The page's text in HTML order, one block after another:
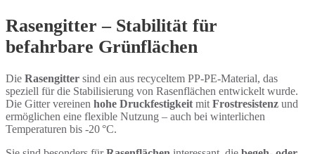
Rasengitter – Stabilität für
befahrbare Grünflächen
Die Rasengitter sind ein aus recyceltem PP-PE-Material, das
speziell für die Stabilisierung von Rasenflächen entwickelt wurde.
Die Gitter vereinen hohe Druckfestigkeit mit Frostresistenz und
ermöglichen eine flexible Nutzung – auch bei winterlichen
Temperaturen bis -20 °C.